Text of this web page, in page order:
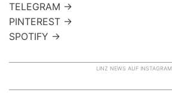
TELEGRAM →
PINTEREST →
SPOTIFY →
LINZ NEWS AUF INSTAGRAM